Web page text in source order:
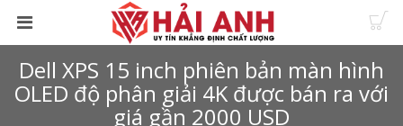
Dell XPS 15 inch phiên bản màn hình
OLED độ phân giải 4K được bán ra với
giá gần 2000 USD